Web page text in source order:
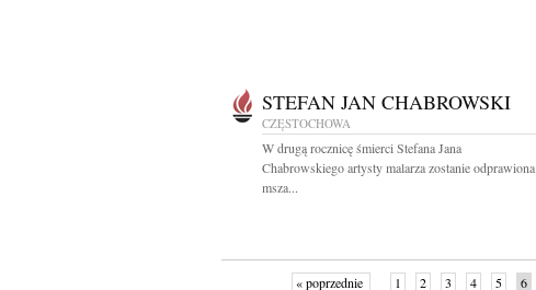
STEFAN JAN CHABROWSKI
CZĘSTOCHOWA
W drugą rocznicę śmierci Stefana Jana
Chabrowskiego artysty malarza zostanie odprawiona
msza...
« poprzednie 1 2 3 4 5 6